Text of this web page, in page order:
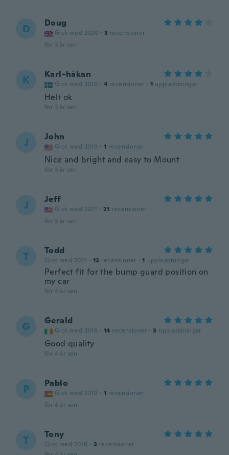
D Doug
Gick med 2020 · 3 recensioner
för 3 år sen
K Karl-håkan
Gick med 2016 · 4 recensioner · 1 uppladdningar
Helt ok
för 3 år sen
J John
Gick med 2019 · 1 recensioner
Nice and bright and easy to Mount
för 3 år sen
J Jeff
Gick med 2021 · 21 recensioner
för 3 år sen
T Todd
Gick med 2021 · 13 recensioner · 1 uppladdningar
Perfect fit for the bump guard position on
my car
för 4 år sen
G Gerald
Gick med 2016 · 14 recensioner · 3 uppladdningar
Good quality
för 4 år sen
P Pablo
Gick med 2019 · 1 recensioner
för 4 år sen
T Tony
Gick med 2018 · 3 recensioner